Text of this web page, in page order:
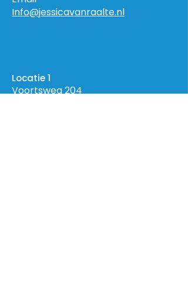
Info@jessicavanraalte.nl
Locatie 1
Voortsweg 204